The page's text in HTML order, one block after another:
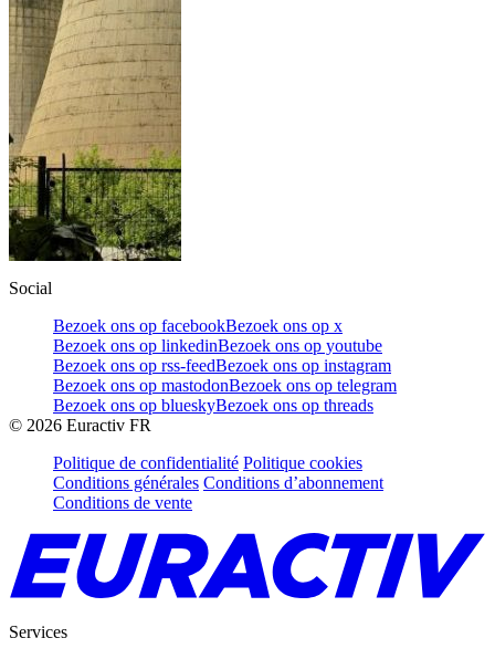
Social
Bezoek ons op facebookBezoek ons op x
Bezoek ons op linkedinBezoek ons op youtube
Bezoek ons op rss-feedBezoek ons op instagram
Bezoek ons op mastodonBezoek ons op telegram
Bezoek ons op blueskyBezoek ons op threads
© 2026 Euractiv FR
Politique de confidentialité Politique cookies
Conditions générales Conditions d’abonnement
Conditions de vente
Services